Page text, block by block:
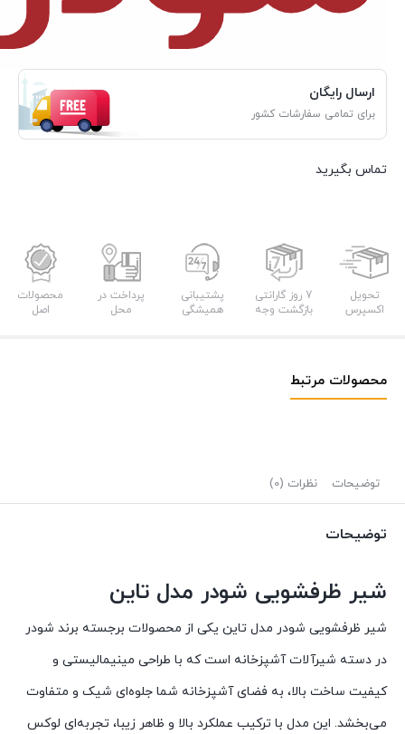
ارسال رایگان
برای تمامی سفارشات کشور
تماس بگیرید
تحویل
اکسپرس
7 روز گارانتی
بازگشت وجه
پشتیبانی
همیشگی
پرداخت در
محل
محصولات
اصل
محصولات مرتبط
توضیحات نظرات (0)
توضیحات
شیر ظرفشویی شودر مدل تاین
شیر ظرفشویی شودر مدل تاین یکی از محصولات برجسته برند شودر
در دسته شیرآلات آشپزخانه است که با طراحی مینیمالیستی و
کیفیت ساخت بالا، به فضای آشپزخانه شما جلوه‌ای شیک و متفاوت
می‌بخشد. این مدل با ترکیب عملکرد بالا و ظاهر زیبا، تجربه‌ای لوکس